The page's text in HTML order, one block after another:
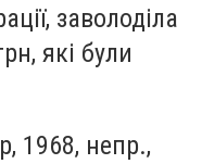
заволоділа
які були
1968, непр.,